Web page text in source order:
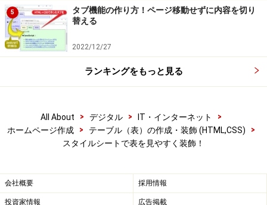
5
タブ機能の作り方！ページ移動せずに内容を切り
替える
2022/12/27
ランキングをもっと見る
All About > デジタル > IT・インターネット
>
ホームページ作成
> テーブル（表）の作成・装飾 (HTML,CSS)
>
スタイルシートで表を見やすく装飾！
会社概要 採用情報
投資家情報 広告掲載